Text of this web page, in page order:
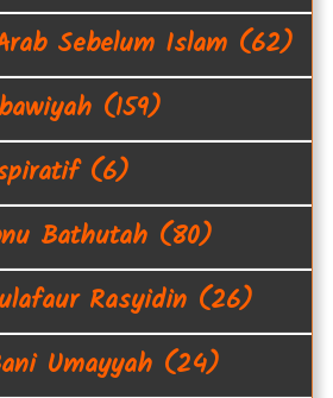
Sebelum Islam (62)
(159)
(6)
Bathutah (80)
Rasyidin (26)
Umayyah (24)